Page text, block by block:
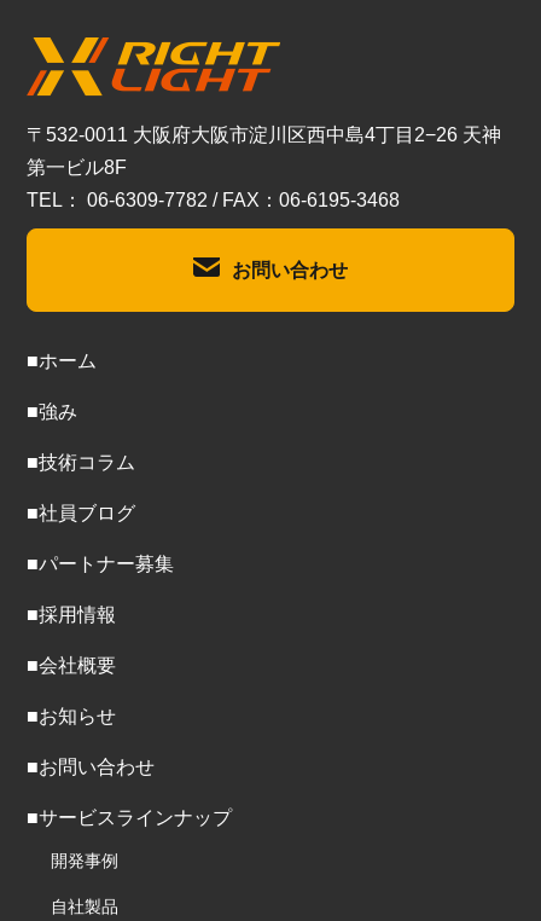
〒532-0011 大阪府大阪市淀川区西中島4丁目2−26 天神
第一ビル8F
TEL： 06-6309-7782 / FAX：06-6195-3468
お問い合わせ
■ホーム
■強み
■技術コラム
■社員ブログ
■パートナー募集
■採用情報
■会社概要
■お知らせ
■お問い合わせ
■サービスラインナップ
開発事例
自社製品